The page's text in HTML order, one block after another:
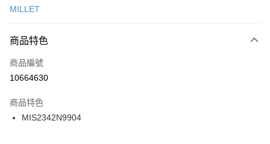
便利好安心！
３．安心：先確認商品／服務後，再付款。
【「AFTEE先享後付」結帳流程】
１．於結帳方式選擇「AFTEE先享後付」後，將跳轉至「AFTEE先享後付」
２．訂單成立數日內，您將收到繳費通知簡訊。
３．收到繳費通知簡訊後14天內，點擊此簡訊中的連結，可透過四大超商／
ATM／網路銀行／等多元方式進行付款，方視為交易完成。
運送方式
每筆NT$100，滿NT$1,500(含以上)免運費
宅配
每筆NT$100，滿NT$1,500(含以上)免運費
付款後門市自取
每筆NT$100，滿NT$1,500(含以上)免運費
MILLET
商品特色
商品編號
10664630
商品特色
MIS2342N9904